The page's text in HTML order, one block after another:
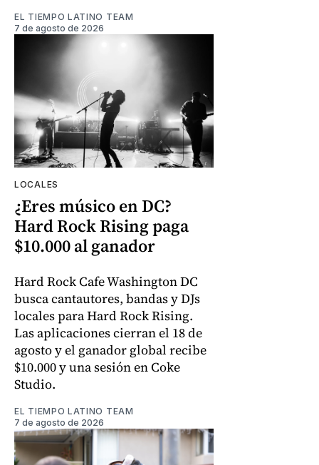
EL TIEMPO LATINO TEAM
7 de agosto de 2026
LOCALES
¿Eres músico en DC?
Hard Rock Rising paga
$10.000 al ganador
Hard Rock Cafe Washington DC
busca cantautores, bandas y DJs
locales para Hard Rock Rising.
Las aplicaciones cierran el 18 de
agosto y el ganador global recibe
$10.000 y una sesión en Coke
Studio.
EL TIEMPO LATINO TEAM
7 de agosto de 2026